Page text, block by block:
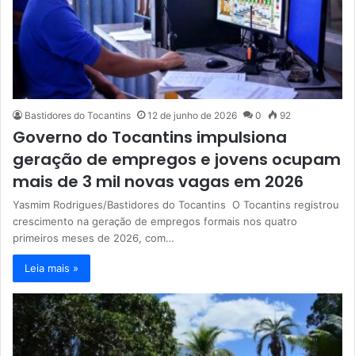
Bastidores do Tocantins 12 de junho de 2026 0 92
Governo do Tocantins impulsiona
geração de empregos e jovens ocupam
mais de 3 mil novas vagas em 2026
Yasmim Rodrigues/Bastidores do Tocantins O Tocantins registrou
crescimento na geração de empregos formais nos quatro
primeiros meses de 2026, com…
Leia mais »